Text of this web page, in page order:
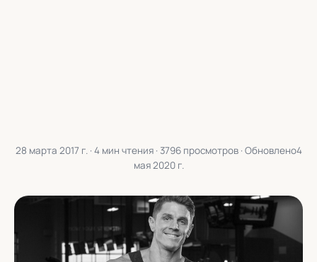
28 марта 2017 г.· 4 мин чтения · 3796 просмотров · Обновлено4
мая 2020 г.